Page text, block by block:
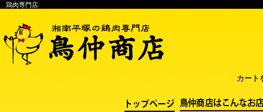
鶏肉専門店
カート